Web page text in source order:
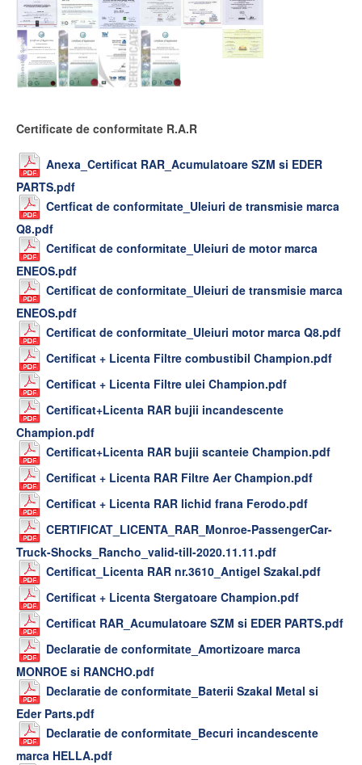
Certificate de conformitate R.A.R
Anexa_Certificat RAR_Acumulatoare SZM si EDER
PARTS.pdf
Certficat de conformitate_Uleiuri de transmisie marca
Q8.pdf
Certificat de conformitate_Uleiuri de motor marca
ENEOS.pdf
Certificat de conformitate_Uleiuri de transmisie marca
ENEOS.pdf
Certificat de conformitate_Uleiuri motor marca Q8.pdf
Certificat + Licenta Filtre combustibil Champion.pdf
Certificat + Licenta Filtre ulei Champion.pdf
Certificat+Licenta RAR bujii incandescente
Champion.pdf
Certificat+Licenta RAR bujii scanteie Champion.pdf
Certificat + Licenta RAR Filtre Aer Champion.pdf
Certificat + Licenta RAR lichid frana Ferodo.pdf
CERTIFICAT_LICENTA_RAR_Monroe-PassengerCar-
Truck-Shocks_Rancho_valid-till-2020.11.11.pdf
Certificat_Licenta RAR nr.3610_Antigel Szakal.pdf
Certificat + Licenta Stergatoare Champion.pdf
Certificat RAR_Acumulatoare SZM si EDER PARTS.pdf
Declaratie de conformitate_Amortizoare marca
MONROE si RANCHO.pdf
Declaratie de conformitate_Baterii Szakal Metal si
Eder Parts.pdf
Declaratie de conformitate_Becuri incandescente
marca HELLA.pdf